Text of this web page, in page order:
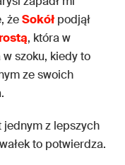
żeSokół podjął
, która w
szoku, kiedy to
ze swoich
.
jednym z lepszych
to potwierdza.